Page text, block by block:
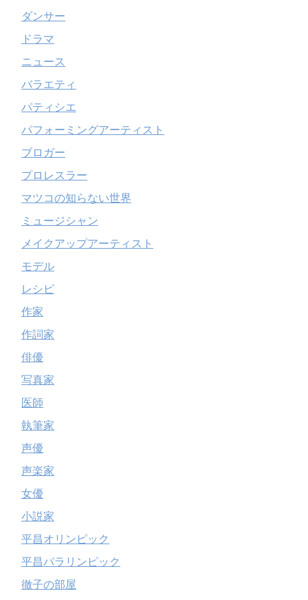
ダンサー
ドラマ
ニュース
バラエティ
パティシエ
パフォーミングアーティスト
ブロガー
プロレスラー
マツコの知らない世界
ミュージシャン
メイクアップアーティスト
モデル
レシピ
作家
作詞家
俳優
写真家
医師
執筆家
声優
声楽家
女優
小説家
平昌オリンピック
平昌パラリンピック
徹子の部屋